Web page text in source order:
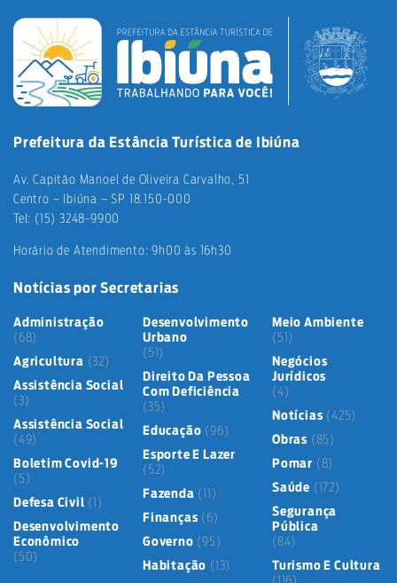
Prefeitura da Estância Turística de Ibiúna
Av. Capitão Manoel de Oliveira Carvalho, 51
Centro – Ibiúna – SP 18.150-000
Tel: (15) 3248-9900
Horário de Atendimento: 9h00 às 16h30
Notícias por Secretarias
Administração
(68)
Agricultura (32)
Assistência Social
(3)
Assistência Social
(49)
Boletim Covid-19
(5)
Defesa Civil (1)
Desenvolvimento
Econômico
(50)
Desenvolvimento
Urbano
(51)
Direito Da Pessoa
Com Deficiência
(35)
Educação (96)
Esporte E Lazer
(52)
Fazenda (11)
Finanças (6)
Governo (95)
Habitação (13)
Meio Ambiente
(51)
Negócios
Jurídicos
(4)
Notícias (425)
Obras (85)
Pomar (8)
Saúde (172)
Segurança
Pública
(84)
Turismo E Cultura